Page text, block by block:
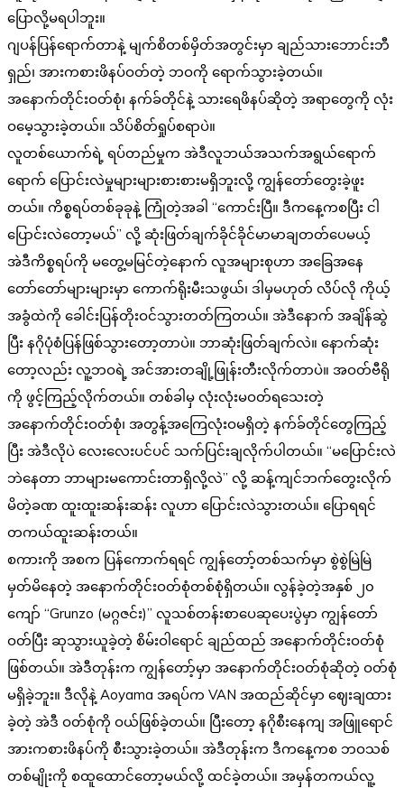
ပြောလို့မရပါဘူး။
ဂျပန်ပြန်ရောက်တာနဲ့ မျက်စိတစ်မှိတ်အတွင်းမှာ ချည်သားဘောင်းဘီ
ရှည်၊ အားကစားဖိနပ်ဝတ်တဲ့ ဘဝကို ရောက်သွားခဲ့တယ်။
အနောက်တိုင်းဝတ်စုံ၊ နက်ခ်တိုင်နဲ့ သားရေဖိနပ်ဆိုတဲ့ အရာတွေကို လုံး
ဝမေ့သွားခဲ့တယ်။ သိပ်စိတ်ရှုပ်စရာပဲ။
လူတစ်ယောက်ရဲ့ ရပ်တည်မှုက အဲဒီလူဘယ်အသက်အရွယ်ရောက်
ရောက် ပြောင်းလဲမှုများများစားစားမရှိဘူးလို့ ကျွန်တော်တွေးခဲ့ဖူး
တယ်။ ကိစ္စရပ်တစ်ခုခုနဲ့ ကြုံတဲ့အခါ “ကောင်းပြီ။ ဒီကနေ့ကစပြီး ငါ
ပြောင်းလဲတော့မယ်” လို့ ဆုံးဖြတ်ချက်ခိုင်ခိုင်မာမာချတတ်ပေမယ့်
အဲဒီကိစ္စရပ်ကို မတွေ့မမြင်တဲ့နောက် လူအများစုဟာ အခြေအနေ
တော်တော်များများမှာ ကောက်ရိုးမီးသဖွယ်၊ ဒါမှမဟုတ် လိပ်လို ကိုယ့်
အခွံထဲကို ခေါင်းပြန်တိုးဝင်သွားတတ်ကြတယ်။ အဲဒီနောက် အချိန်ဆွဲ
ပြီး နဂိုပုံစံပြန်ဖြစ်သွားတော့တာပဲ။ ဘာဆုံးဖြတ်ချက်လဲ။ နောက်ဆုံး
တော့လည်း လူ့ဘဝရဲ့ အင်အားတချို့ဖြုန်းတီးလိုက်တာပဲ။ အဝတ်ဗီရို
ကို ဖွင့်ကြည့်လိုက်တယ်။ တစ်ခါမှ လုံးလုံးမဝတ်ရသေးတဲ့
အနောက်တိုင်းဝတ်စုံ၊ အတွန့်အကြေလုံးဝမရှိတဲ့ နက်ခ်တိုင်တွေကြည့်
ပြီး အဲဒီလိုပဲ လေးလေးပင်ပင် သက်ပြင်းချလိုက်ပါတယ်။ “မပြောင်းလဲ
ဘဲနေတာ ဘာများမကောင်းတာရှိလို့လဲ” လို့ ဆန့်ကျင်ဘက်တွေးလိုက်
မိတဲ့ခဏ ထူးထူးဆန်းဆန်း လူဟာ ပြောင်းလဲသွားတယ်။ ပြောရရင်
တကယ်ထူးဆန်းတယ်။
စကားကို အစက ပြန်ကောက်ရရင် ကျွန်တော့်တစ်သက်မှာ စွဲစွဲမြဲမြဲ
မှတ်မိနေတဲ့ အနောက်တိုင်းဝတ်စုံတစ်စုံရှိတယ်။ လွန်ခဲ့တဲ့အနှစ် ၂၀
ကျော် “Grunzo (မဂ္ဂဇင်း)” လူသစ်တန်းစာပေဆုပေးပွဲမှာ ကျွန်တော်
ဝတ်ပြီး ဆုသွားယူခဲ့တဲ့ စိမ်းဝါရောင် ချည်ထည် အနောက်တိုင်းဝတ်စုံ
ဖြစ်တယ်။ အဲဒီတုန်းက ကျွန်တော့်မှာ အနောက်တိုင်းဝတ်စုံဆိုတဲ့ ဝတ်စုံ
မရှိခဲ့ဘူး။ ဒီလိုနဲ့ Aoyama အရပ်က VAN အထည်ဆိုင်မှာ ဈေးချထား
ခဲ့တဲ့ အဲဒီ ဝတ်စုံကို ဝယ်ဖြစ်ခဲ့တယ်။ ပြီးတော့ နဂိုစီးနေကျ အဖြူရောင်
အားကစားဖိနပ်ကို စီးသွားခဲ့တယ်။ အဲဒီတုန်းက ဒီကနေ့ကစ ဘဝသစ်
တစ်မျိုးကို စထူထောင်တော့မယ်လို့ ထင်ခဲ့တယ်။ အမှန်တကယ်လူ့